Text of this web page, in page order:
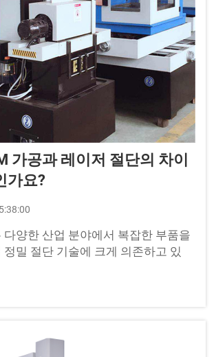
가공과 레이저 절단의 차이
가요?
다양한 산업 분야에서 복잡한 부품을
밀 절단 기술에 크게 의존하고 있
야를 혁신시킨 두 가지 주요 방법은
공과 레이저 절단이다. 이 두 기술 모